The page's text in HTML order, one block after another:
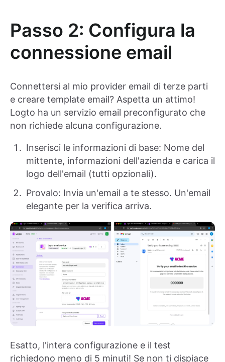
Passo 2: Configura la
connessione email
Connettersi al mio provider email di terze parti
e creare template email? Aspetta un attimo!
Logto ha un servizio email preconfigurato che
non richiede alcuna configurazione.
Inserisci le informazioni di base: Nome del
mittente, informazioni dell'azienda e carica il
logo dell'email (tutti opzionali).
Provalo: Invia un'email a te stesso. Un'email
elegante per la verifica arriva.
Esatto, l'intera configurazione e il test
richiedono meno di 5 minuti! Se non ti dispiace